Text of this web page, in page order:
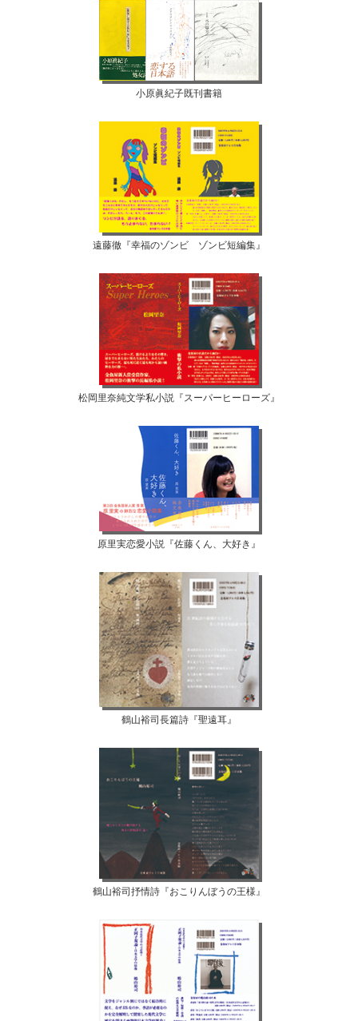
小原眞紀子既刊書籍
遠藤徹『幸福のゾンビ ゾンビ短編集』
松岡里奈純文学私小説『スーパーヒーローズ』
原里実恋愛小説『佐藤くん、大好き』
鶴山裕司長篇詩『聖遠耳』
鶴山裕司抒情詩『おこりんぼうの王様』